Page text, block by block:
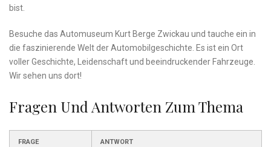
bist.
Besuche das ⁣Automuseum Kurt‌ Berge Zwickau und tauche ein in⁣
die ⁣faszinierende ‍Welt der Automobilgeschichte. Es ist ein Ort
voller Geschichte, Leidenschaft und beeindruckender Fahrzeuge.
Wir sehen‍ uns dort!
Fragen⁢ Und Antworten Zum Thema
FRAGE ANTWORT